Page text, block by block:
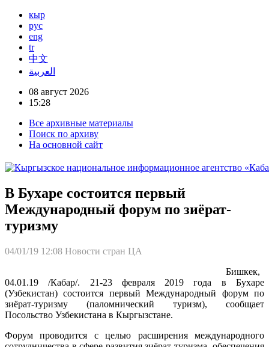
кыр
рус
eng
tr
中文
العربية
08 август 2026
15:28
Все архивные материалы
Поиск по архиву
На основной сайт
В Бухаре состоится первый
Международный форум по зиёрат-
туризму
04/01/19 12:08 Новости стран ЦА
Бишкек,
04.01.19 /Кабар/. 21-23 февраля 2019 года в Бухаре
(Узбекистан) состоится первый Международный форум по
зиёрат-туризму (паломнический туризм), сообщает
Посольство Узбекистана в Кыргызстане.
Форум проводится с целью расширения международного